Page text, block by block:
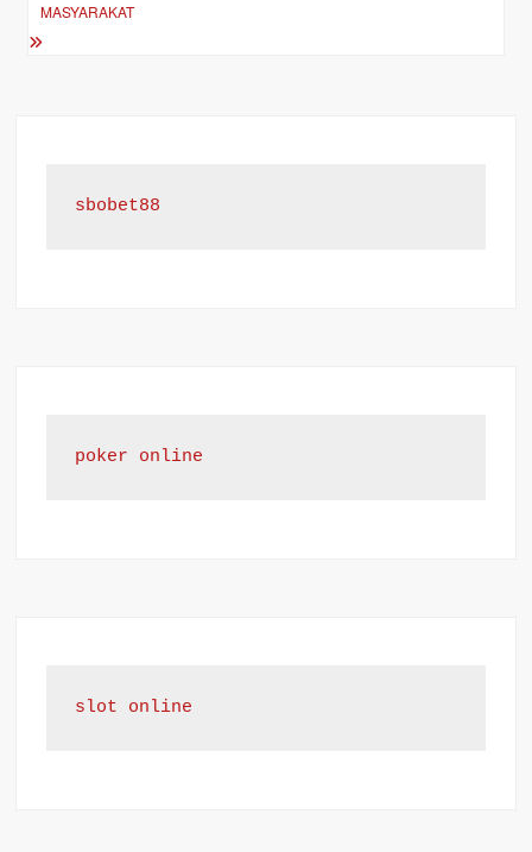
MASYARAKAT
sbobet88
poker online
slot online